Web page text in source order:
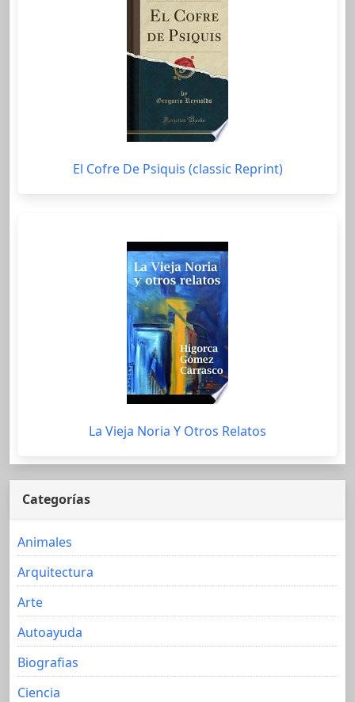
El Cofre De Psiquis (classic Reprint)
La Vieja Noria Y Otros Relatos
Categorías
Animales
Arquitectura
Arte
Autoayuda
Biografias
Ciencia